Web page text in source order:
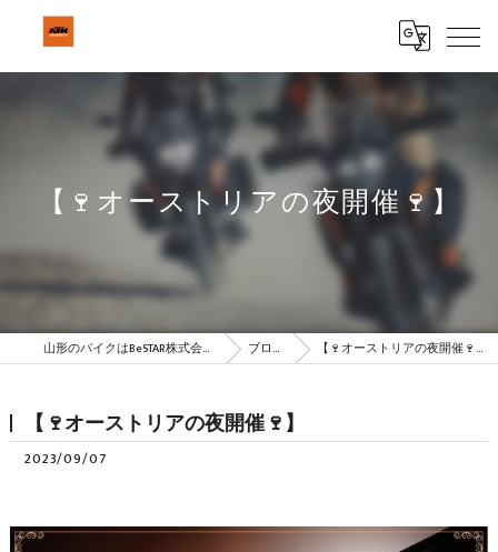
【🍷オーストリアの夜開催🍷】
山形のバイクはBeSTAR株式会社 ブログ 【🍷オーストリアの夜開催🍷】
【🍷オーストリアの夜開催🍷】
2023/09/07